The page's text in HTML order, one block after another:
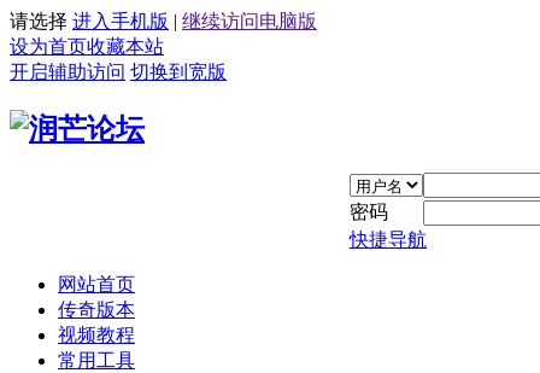
请选择 进入手机版 | 继续访问电脑版
设为首页收藏本站
开启辅助访问 切换到宽版
密码
快捷导航
网站首页
传奇版本
视频教程
常用工具